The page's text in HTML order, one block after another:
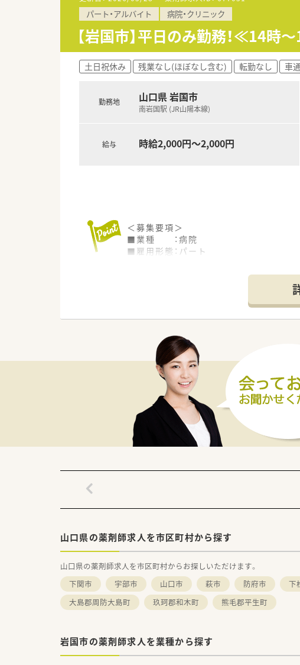
【法人特徴について】
■山口県を中心に中国地方4県で40店舗
■「心地の良い薬局づくり」を理念に掲
■最新鋭の調剤ロボットや無菌調剤室な
【求人情報について】
■これまでのご経験や能力を正当に評価
■月上限5万円の借上げ社宅制度や住宅
パート・アルバイト 病院・クリニック
【岩国市】平日のみ勤務！≪14時
土日祝休み 残業なし(ほぼなし含む) 転勤なし 車
勤務地 山口県 岩国市
南岩国駅 (JR山陽本線)
給与 時給2,000円～2,000円
＜募集要項＞
■業種 ：病院
■雇用形態：パート
■資格 ：薬剤師免許をお持ちの方（取
【こんな病院です】立地や人数体制
■南岩国駅より車で5分程度の場所にござ
■非常勤薬剤師が1名（午前中）で勤務を
【業務内容】
■呼吸器、消化器をメインに診療を受け
【法人概要】
■呼吸器（肺や気管支など）と消化器（
肺がんや肺炎、胃がん、大腸がんとい
一貫して対応できる体制を持っており
山口県の薬剤師求人を市区町村から探す
山口県の薬剤師求人を市区町村からお探しいただけます。
下関市
宇部市 山口市 萩市 防府市 下
大島郡周防大島町
玖珂郡和木町 熊毛郡平生町
岩国市の薬剤師求人を業種から探す